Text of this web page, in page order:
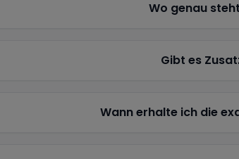
Wo genau
Gibt es
Wann erhalte ich die